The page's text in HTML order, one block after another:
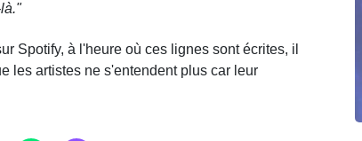
Spotify, à l'heure où ces lignes sont écrites, il
les artistes ne s'entendent plus car leur